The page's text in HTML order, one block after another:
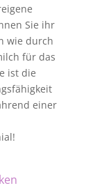
Sie ihr
wie durch
für das
ist die
einer